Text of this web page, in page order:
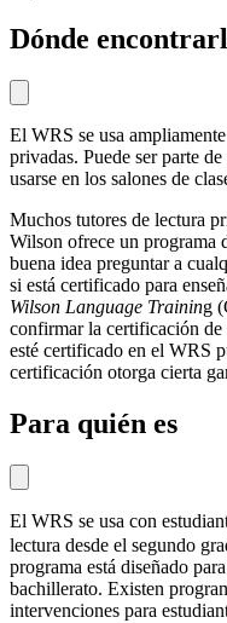
Dónde
El WRS se usa
privadas. Puede ser parte de
usarse en los salones de
Muchos tutores de lectura
Wilson ofrece un programa
buena idea preguntar a
si está certificado para
Wilson Language Training
confirmar la certificación de
esté certificado en el WRS
certificación otorga cierta
Para quién es
El WRS se usa con
lectura desde el segundo
programa está diseñado
bachillerato. Existen
intervenciones para